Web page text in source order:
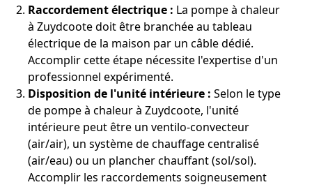
Raccordement électrique : La pompe à chaleur
à Zuydcoote doit être branchée au tableau
électrique de la maison par un câble dédié.
Accomplir cette étape nécessite l'expertise d'un
professionnel expérimenté.
Disposition de l'unité intérieure : Selon le type
de pompe à chaleur à Zuydcoote, l'unité
intérieure peut être un ventilo-convecteur
(air/air), un système de chauffage centralisé
(air/eau) ou un plancher chauffant (sol/sol).
Accomplir les raccordements soigneusement